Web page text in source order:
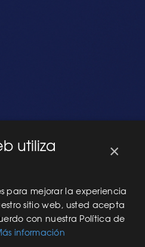
×
utiliza
para mejorar la experiencia
sitio web, usted acepta
con nuestra Política de
información